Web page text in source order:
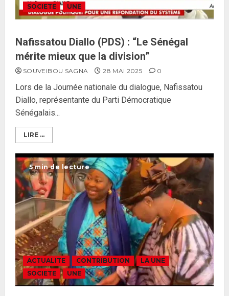
SOCIETE
UNE
Nafissatou Diallo (PDS) : “Le Sénégal
mérite mieux que la division”
SOUVEIBOU SAGNA 28 MAI 2025 0
Lors de la Journée nationale du dialogue, Nafissatou
Diallo, représentante du Parti Démocratique
Sénégalais...
LIRE ...
5 min de lecture
ACTUALITE CONTRIBUTION
LA UNE
SOCIETE
UNE